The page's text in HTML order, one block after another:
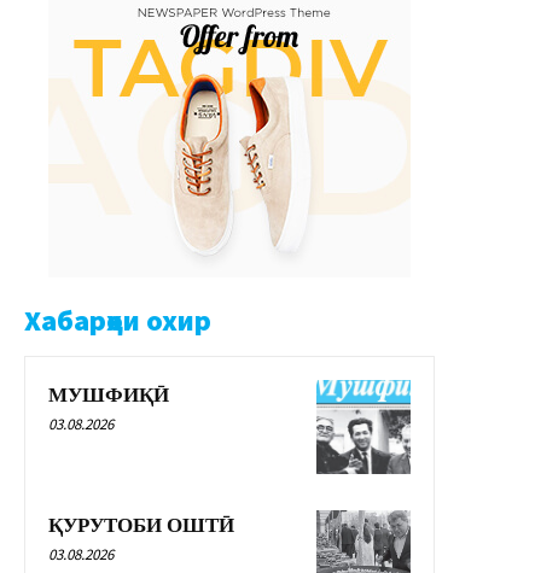
Хабарҳои охир
МУШФИҚӢ
03.08.2026
ҚУРУТОБИ ОШТӢ
03.08.2026